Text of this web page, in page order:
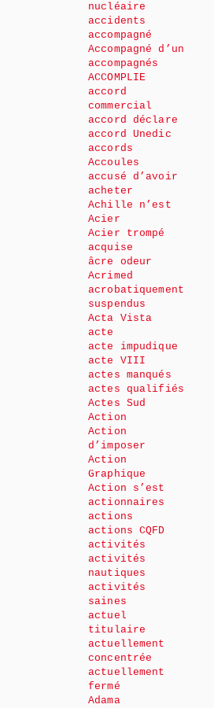
nucléaire
accidents
accompagné
Accompagné d’un
accompagnés
ACCOMPLIE
accord
commercial
accord déclare
accord Unedic
accords
Accoules
accusé d’avoir
acheter
Achille n’est
Acier
Acier trompé
acquise
âcre odeur
Acrimed
acrobatiquement
suspendus
Acta Vista
acte
acte impudique
acte VIII
actes manqués
actes qualifiés
Actes Sud
Action
Action
d’imposer
Action
Graphique
Action s’est
actionnaires
actions
actions CQFD
activités
activités
nautiques
activités
saines
actuel
titulaire
actuellement
concentrée
actuellement
fermé
Adama